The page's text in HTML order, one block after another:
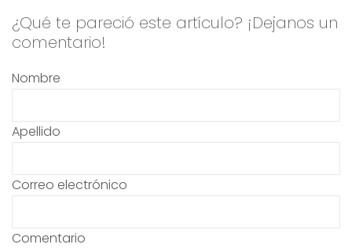
¿Qué te pareció este artículo? ¡Dejanos un
comentario!
Nombre
Apellido
Correo electrónico
Comentario